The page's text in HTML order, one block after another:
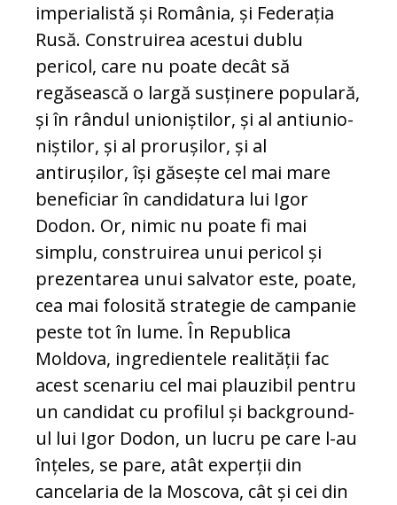
imperialistă și Ro­mânia, și Federația
Rusă. Construirea aces­tui dublu
pericol, care nu poate decât să
regăsească o largă susținere populară,
și în rândul unioniștilor, și al antiu­ni­o­
niș­tilor, și al prorușilor, și al
antirușilor, își găsește cel mai mare
beneficiar în can­di­datura lui Igor
Dodon. Or, nimic nu poate fi mai
simplu, construirea unui pericol și
prezentarea unui salvator este, poate,
cea mai folosită strategie de campanie
peste tot în lume. În Republica
Moldova, in­gre­dientele realității fac
acest scenariu cel mai plauzibil pentru
un candidat cu pro­filul și background-
ul lui Igor Dodon, un lucru pe care l-au
înțeles, se pare, atât ex­perții din
cancelaria de la Moscova, cât și cei din